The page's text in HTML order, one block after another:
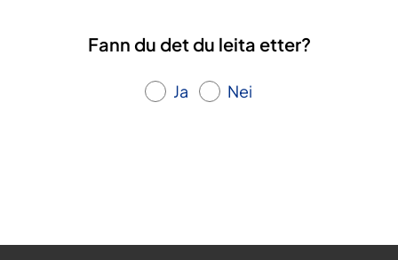
Fann du det du leita etter?
Ja Nei